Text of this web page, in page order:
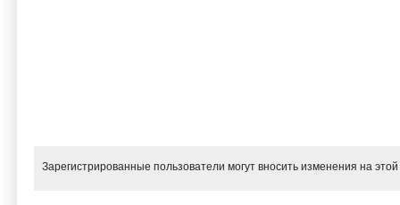
Зарегистрированные пользователи могут вносить изменения на